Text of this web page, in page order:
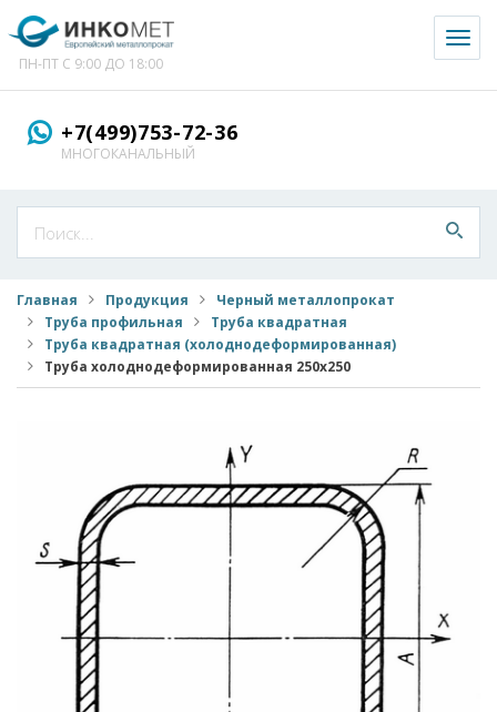
ПН-ПТ С 9:00 ДО 18:00
+7(499)753-72-36
МНОГОКАНАЛЬНЫЙ
Главная Продукция
Черный металлопрокат
Труба профильная
Труба квадратная
Труба квадратная (холоднодеформированная)
Труба холоднодеформированная 250x250